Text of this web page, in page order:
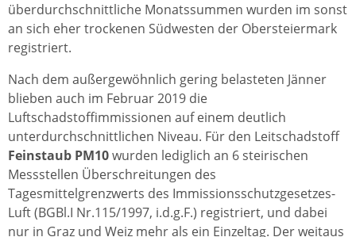
überdurchschnittliche Monatssummen wurden im sonst
an sich eher trockenen Südwesten der Obersteiermark
registriert.
Nach dem außergewöhnlich gering belasteten Jänner
blieben auch im Februar 2019 die
Luftschadstoffimmissionen auf einem deutlich
unterdurchschnittlichen Niveau. Für den Leitschadstoff
Feinstaub PM10wurden lediglich an 6 steirischen
Messstellen Überschreitungen des
Tagesmittelgrenzwerts des Immissionsschutzgesetzes-
Luft (BGBl.I Nr.115/1997, i.d.g.F.) registriert, und dabei
nur in Graz und Weiz mehr als ein Einzeltag. Der weitaus